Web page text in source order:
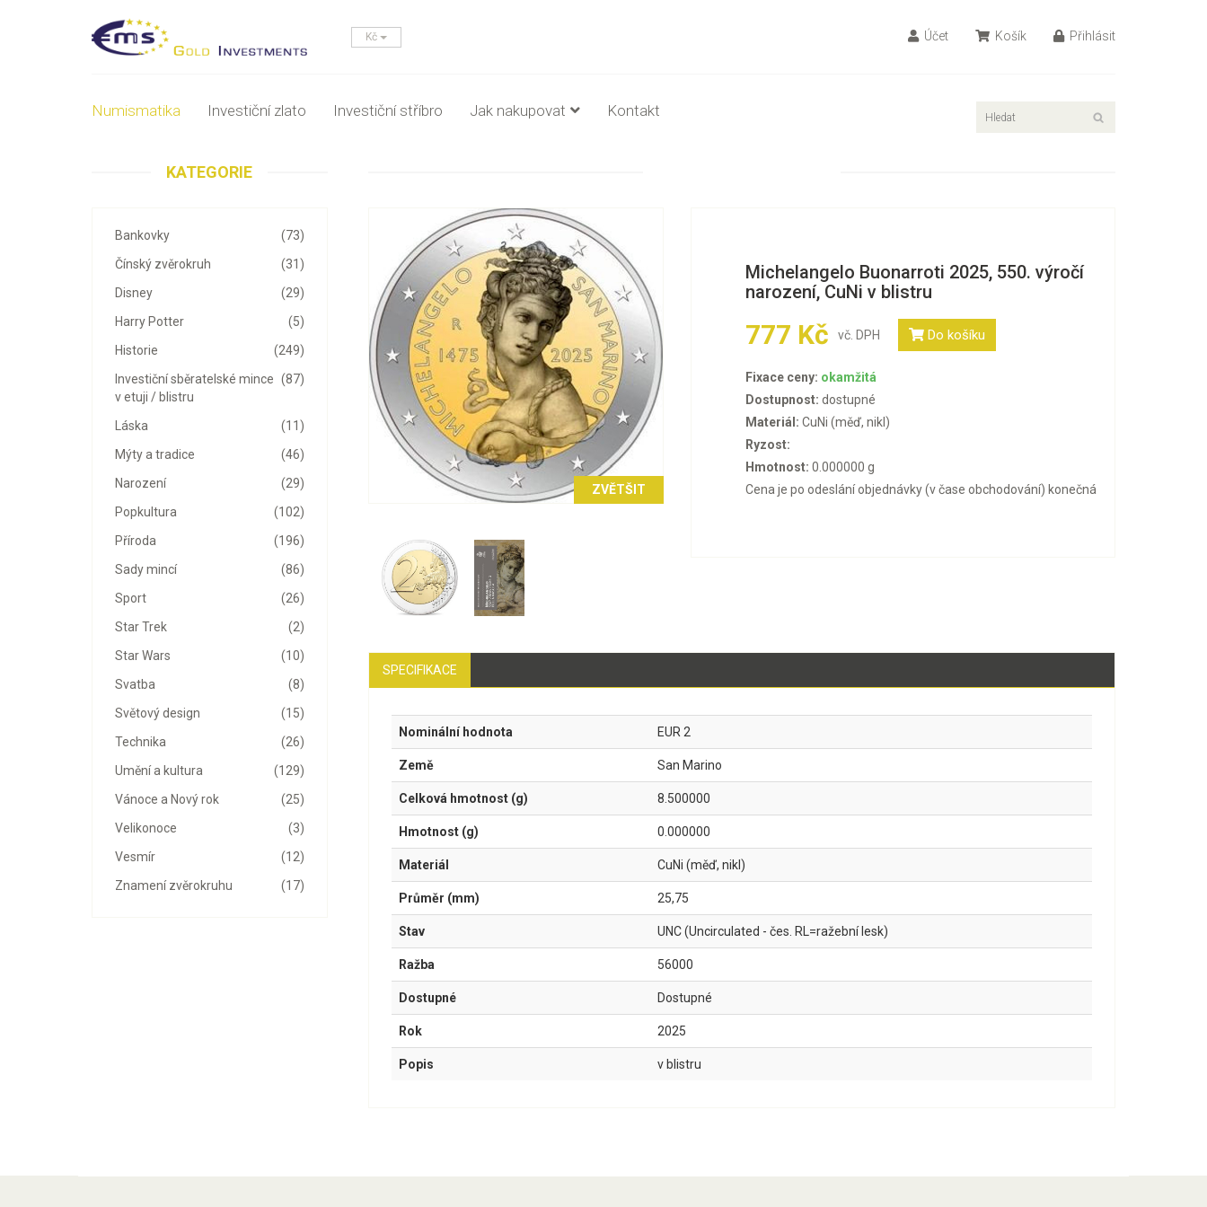
Kč Účet Košík Přihlásit
Numismatika Investiční zlato Investiční stříbro Jak nakupovat Kontakt
KATEGORIE
(73)
Bankovky
(31)
Čínský zvěrokruh
(29)
Disney
(5)
Harry Potter
(249)
Historie
(87)
Investiční sběratelské mince
v etuji / blistru
(11)
Láska
(46)
Mýty a tradice
(29)
Narození
(102)
Popkultura
(196)
Příroda
(86)
Sady mincí
(26)
Sport
(2)
Star Trek
(10)
Star Wars
(8)
Svatba
(15)
Světový design
(26)
Technika
(129)
Umění a kultura
(25)
Vánoce a Nový rok
(3)
Velikonoce
(12)
Vesmír
(17)
Znamení zvěrokruhu
ZVĚTŠIT
Michelangelo Buonarroti 2025, 550. výročí
narození, CuNi v blistru
777 Kč vč. DPH Do košíku
Fixace ceny: okamžitá
Dostupnost: dostupné
Materiál: CuNi (měď, nikl)
Ryzost:
Hmotnost: 0.000000 g
Cena je po odeslání objednávky (v čase obchodování) konečná
SPECIFIKACE
Nominální hodnota EUR 2
Země San Marino
Celková hmotnost (g) 8.500000
Hmotnost (g) 0.000000
Materiál CuNi (měď, nikl)
Průměr (mm) 25,75
Stav UNC (Uncirculated - čes. RL=ražební lesk)
Ražba 56000
Dostupné Dostupné
Rok 2025
Popis v blistru